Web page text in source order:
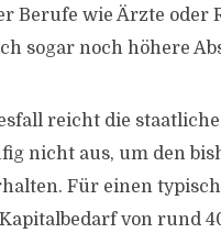
Berufe wie Ärzte oder
sogar noch höhere
reicht die
nicht aus, um den
Für einen
von rund